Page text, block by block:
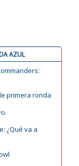
AZUL
primera ronda
¿Qué va a